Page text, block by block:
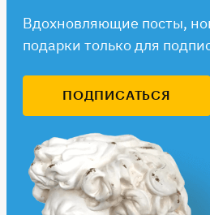
Вдохновляющие посты,
подарки только для
ПОДПИСАТЬСЯ